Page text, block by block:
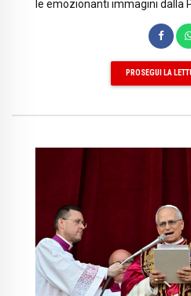
le emozionanti immagini dalla
PROSEGUI LA